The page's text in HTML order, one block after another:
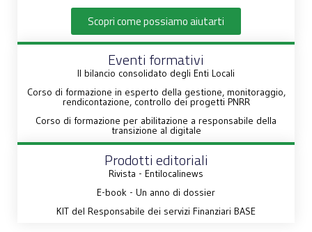
Scopri come possiamo aiutarti
Eventi formativi
Il bilancio consolidato degli Enti Locali
Corso di formazione in esperto della gestione, monitoraggio,
rendicontazione, controllo dei progetti PNRR
Corso di formazione per abilitazione a responsabile della
transizione al digitale
Prodotti editoriali
Rivista - Entilocalinews
E-book - Un anno di dossier
KIT del Responsabile dei servizi Finanziari BASE